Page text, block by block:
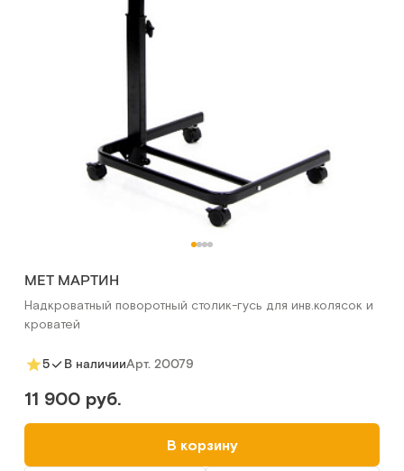
MET МАРТИН
Надкроватный поворотный столик-гусь для инв.колясок и
кроватей
5 В наличииАрт. 20079
11 900 руб.
В корзину